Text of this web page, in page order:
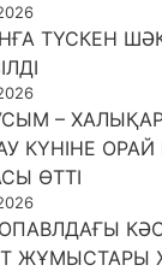
ТҮСКЕН
–
КҮНІНЕ
ӨТТІ
ЖҰМЫСТАРЫ